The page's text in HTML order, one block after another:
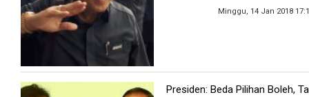
Minggu, 14 Jan 2018
Presiden: Beda Pilihan Boleh,